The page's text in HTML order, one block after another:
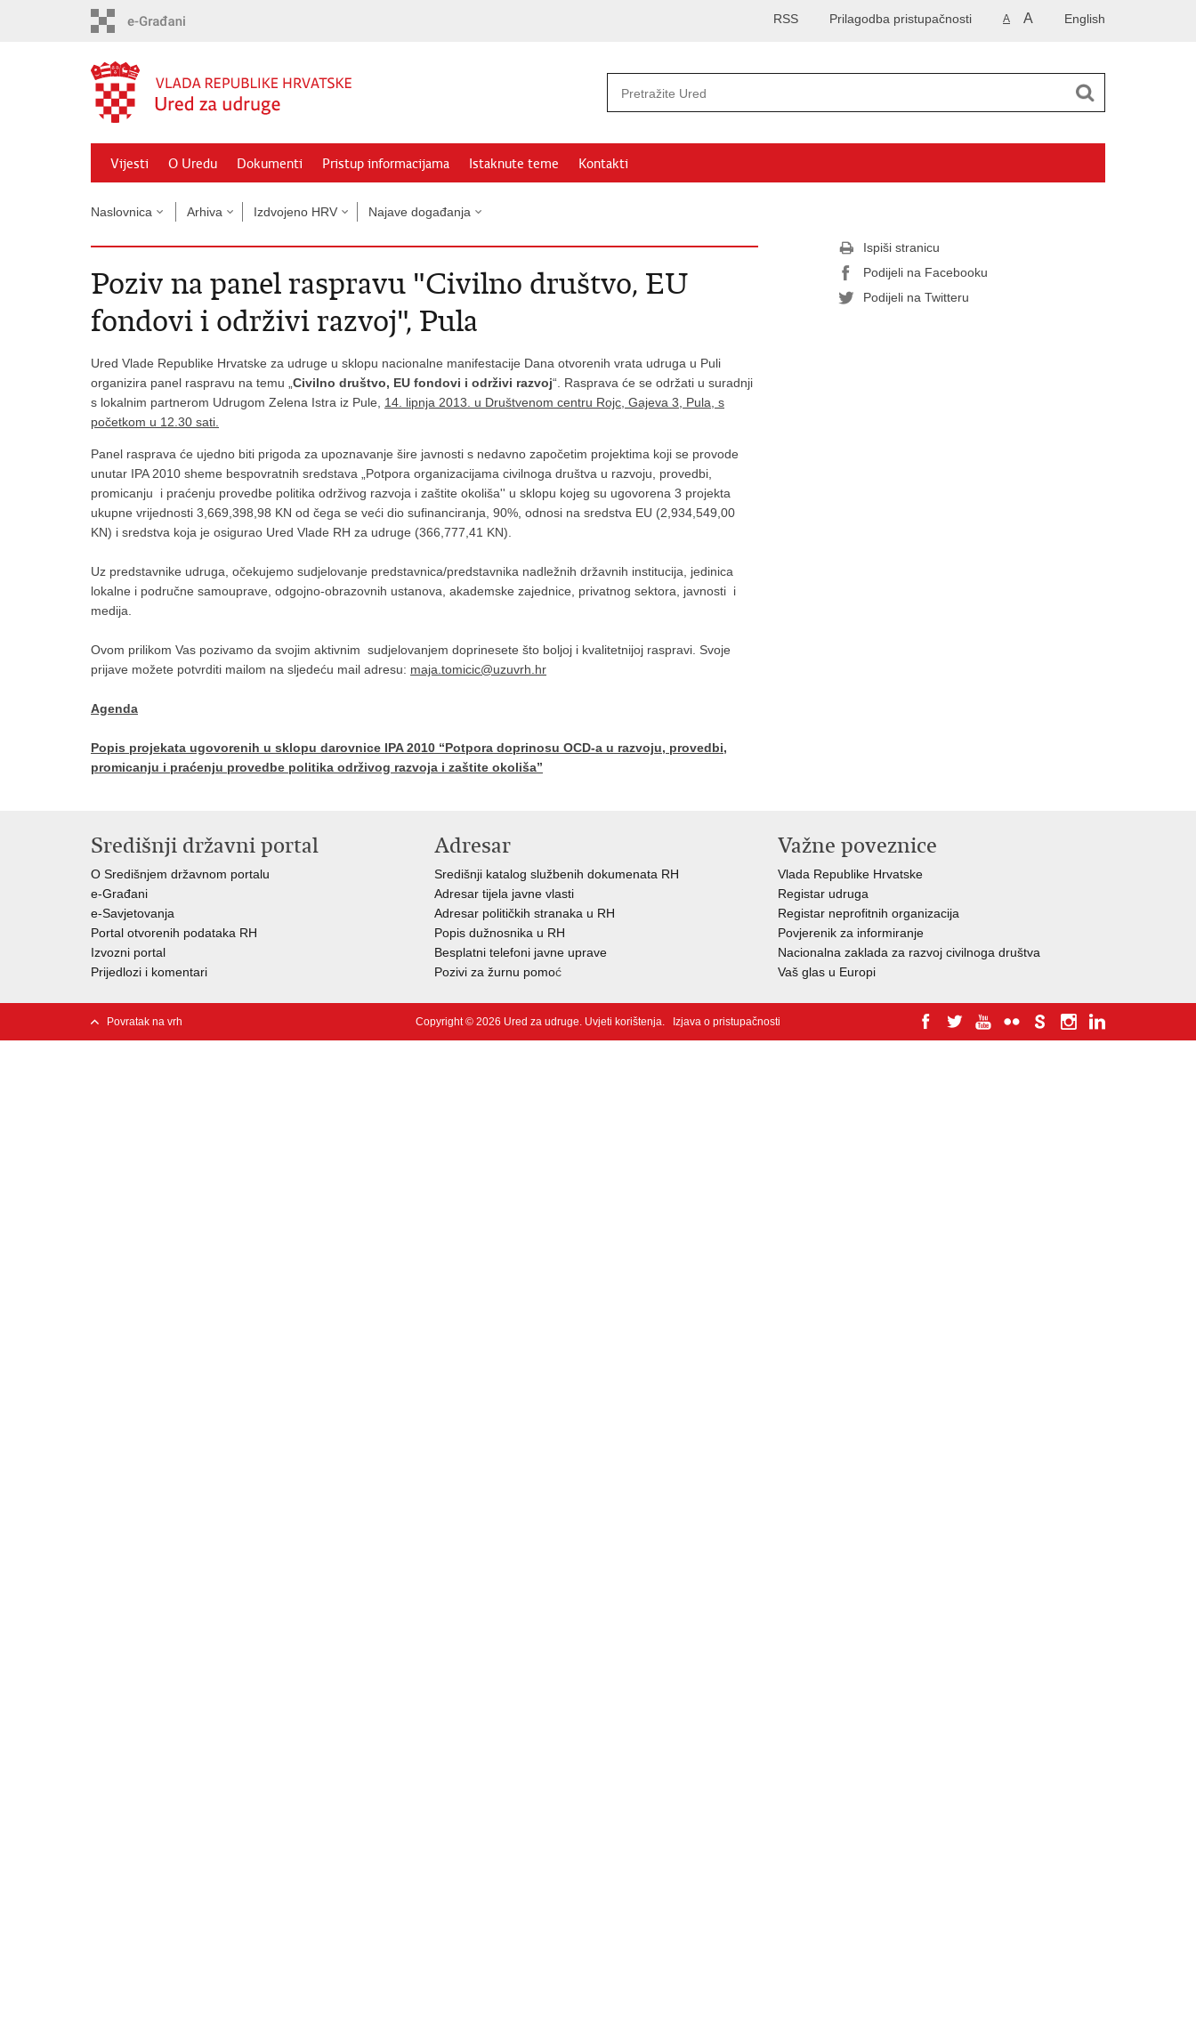
English
A A
Prilagodba pristupačnosti
RSS
Vijesti O Uredu Dokumenti Pristup informacijama Istaknute teme Kontakti
Naslovnica Arhiva Izdvojeno HRV Najave događanja
Poziv na panel raspravu "Civilno društvo, EU
fondovi i održivi razvoj", Pula
Ured Vlade Republike Hrvatske za udruge u sklopu nacionalne manifestacije Dana otvorenih vrata udruga u Puli
organizira panel raspravu na temu „ Civilno društvo, EU fondovi i održivi razvoj“. Rasprava će se održati u suradnji
s lokalnim partnerom Udrugom Zelena Istra iz Pule, 14. lipnja 2013. u Društvenom centru Rojc, Gajeva 3, Pula, s
početkom u 12.30 sati.
Panel rasprava će ujedno biti prigoda za upoznavanje šire javnosti s nedavno započetim projektima koji se provode
unutar IPA 2010 sheme bespovratnih sredstava „Potpora organizacijama civilnoga društva u razvoju, provedbi,
promicanju i praćenju provedbe politika održivog razvoja i zaštite okoliša'' u sklopu kojeg su ugovorena 3 projekta
ukupne vrijednosti 3,669,398,98 KN od čega se veći dio sufinanciranja, 90%, odnosi na sredstva EU (2,934,549,00
KN) i sredstva koja je osigurao Ured Vlade RH za udruge (366,777,41 KN).
Uz predstavnike udruga, očekujemo sudjelovanje predstavnica/predstavnika nadležnih državnih institucija, jedinica
lokalne i područne samouprave, odgojno-obrazovnih ustanova, akademske zajednice, privatnog sektora, javnosti i
medija.
Ovom prilikom Vas pozivamo da svojim aktivnim sudjelovanjem doprinesete što boljoj i kvalitetnijoj raspravi. Svoje
prijave možete potvrditi mailom na sljedeću mail adresu: maja.tomicic@uzuvrh.hr
Agenda
Popis projekata ugovorenih u sklopu darovnice IPA 2010 “Potpora doprinosu OCD-a u razvoju, provedbi,
promicanju i praćenju provedbe politika održivog razvoja i zaštite okoliša”
Ispiši stranicu
Podijeli na Facebooku
Podijeli na Twitteru
Središnji državni portal
O Središnjem državnom portalu
e-Građani
e-Savjetovanja
Portal otvorenih podataka RH
Izvozni portal
Prijedlozi i komentari
Adresar
Središnji katalog službenih dokumenata RH
Adresar tijela javne vlasti
Adresar političkih stranaka u RH
Popis dužnosnika u RH
Besplatni telefoni javne uprave
Pozivi za žurnu pomoć
Važne poveznice
Vlada Republike Hrvatske
Registar udruga
Registar neprofitnih organizacija
Povjerenik za informiranje
Nacionalna zaklada za razvoj civilnoga društva
Vaš glas u Europi
Povratak na vrh Copyright © 2026 Ured za udruge. Uvjeti korištenja. Izjava o pristupačnosti